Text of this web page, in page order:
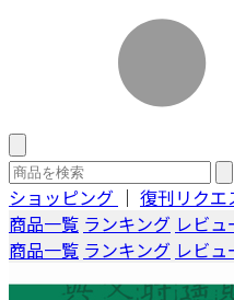
ショッピング ｜ 復刊リクエ
商品一覧 ランキング レビュ
商品一覧 ランキング レビュ